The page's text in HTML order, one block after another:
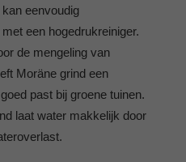
eenvoudig
een hogedrukreiniger.
de mengeling van
Moräne grind een
past bij groene tuinen.
laat water makkelijk door